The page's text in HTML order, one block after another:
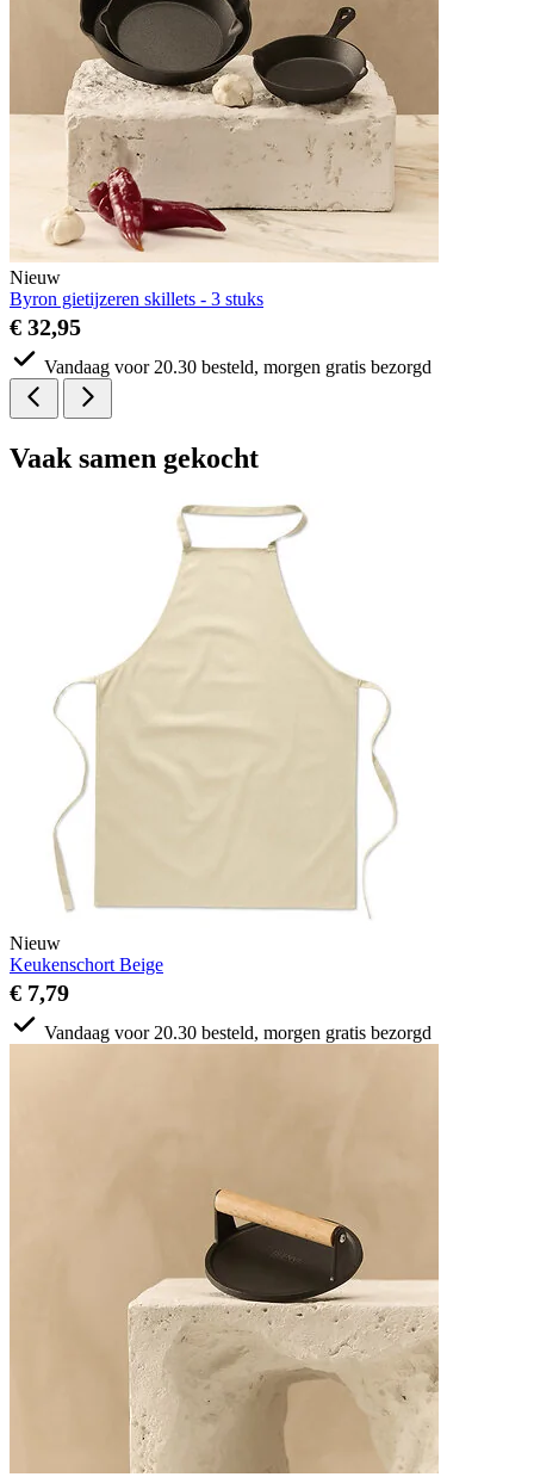
Nieuw
Byron gietijzeren skillets - 3 stuks
€ 32,95
Vandaag voor 20.30 besteld, morgen gratis bezorgd
Vaak samen gekocht
Nieuw
Keukenschort Beige
€ 7,79
Vandaag voor 20.30 besteld, morgen gratis bezorgd